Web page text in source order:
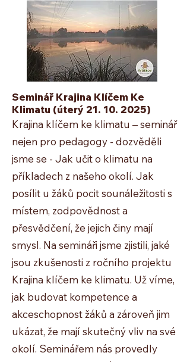
Seminář Krajina Klíčem Ke
Klimatu (úterý 21. 10. 2025)
Krajina klíčem ke klimatu – seminář
nejen pro pedagogy - dozvěděli
jsme se - Jak učit o klimatu na
příkladech z našeho okolí. Jak
posílit u žáků pocit sounáležitosti s
místem, zodpovědnost a
přesvědčení, že jejich činy mají
smysl. Na semináři jsme zjistili, jaké
jsou zkušenosti z ročního projektu
Krajina klíčem ke klimatu. Už víme,
jak budovat kompetence a
akceschopnost žáků a zároveň jim
ukázat, že mají skutečný vliv na své
okolí. Seminářem nás provedly